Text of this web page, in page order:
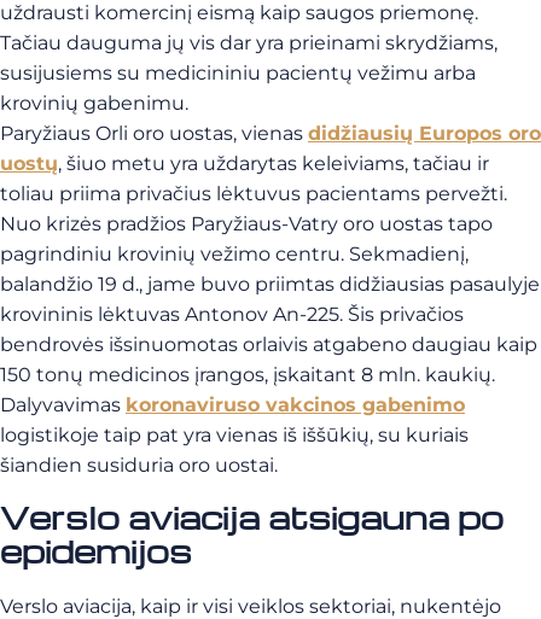
uždrausti komercinį eismą kaip saugos priemonę.
Tačiau dauguma jų vis dar yra prieinami skrydžiams,
susijusiems su medicininiu pacientų vežimu arba
krovinių gabenimu.
Paryžiaus Orli oro uostas, vienas didžiausių Europos oro
uostų, šiuo metu yra uždarytas keleiviams, tačiau ir
toliau priima privačius lėktuvus pacientams pervežti.
Nuo krizės pradžios Paryžiaus-Vatry oro uostas tapo
pagrindiniu krovinių vežimo centru. Sekmadienį,
balandžio 19 d., jame buvo priimtas didžiausias pasaulyje
krovininis lėktuvas Antonov An-225. Šis privačios
bendrovės išsinuomotas orlaivis atgabeno daugiau kaip
150 tonų medicinos įrangos, įskaitant 8 mln. kaukių.
Dalyvavimas koronaviruso vakcinos gabenimo
logistikoje taip pat yra vienas iš iššūkių, su kuriais
šiandien susiduria oro uostai.
Verslo aviacija atsigauna po
epidemijos
Verslo aviacija, kaip ir visi veiklos sektoriai, nukentėjo